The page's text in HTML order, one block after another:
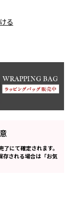
る
了にて確定されます。
存される場合は「お気